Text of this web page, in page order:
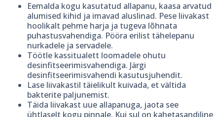
Eemalda kogu kasutatud allapanu, kaasa arvatud
alumised kihid ja imavad aluslinad. Pese liivakast
hoolikalt pehme harja ja tugeva lõhnata
puhastusvahendiga. Pööra erilist tähelepanu
nurkadele ja servadele.
Töötle kassitualett loomadele ohutu
desinfitseerimisvahendiga. Järgi
desinfitseerimisvahendi kasutusjuhendit.
Lase liivakastil täielikult kuivada, et vältida
bakterite paljunemist.
Täida liivakast uue allapanuga, jaota see
ühtlaselt kogu pinnale. Kui sul on kahetasandiline